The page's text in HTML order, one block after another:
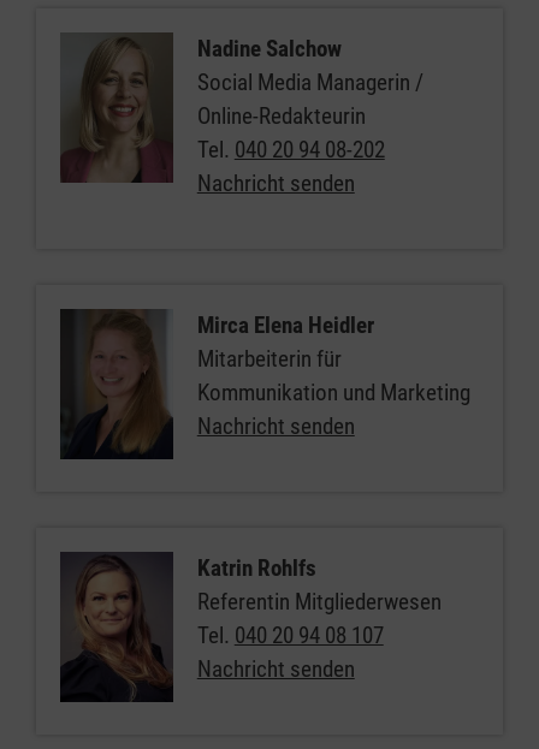
Nadine Salchow
Social Media Managerin /
Online-Redakteurin
Tel. 040 20 94 08-202
Nachricht senden
Mirca Elena Heidler
Mitarbeiterin für
Kommunikation und Marketing
Nachricht senden
Katrin Rohlfs
Referentin Mitgliederwesen
Tel. 040 20 94 08 107
Nachricht senden